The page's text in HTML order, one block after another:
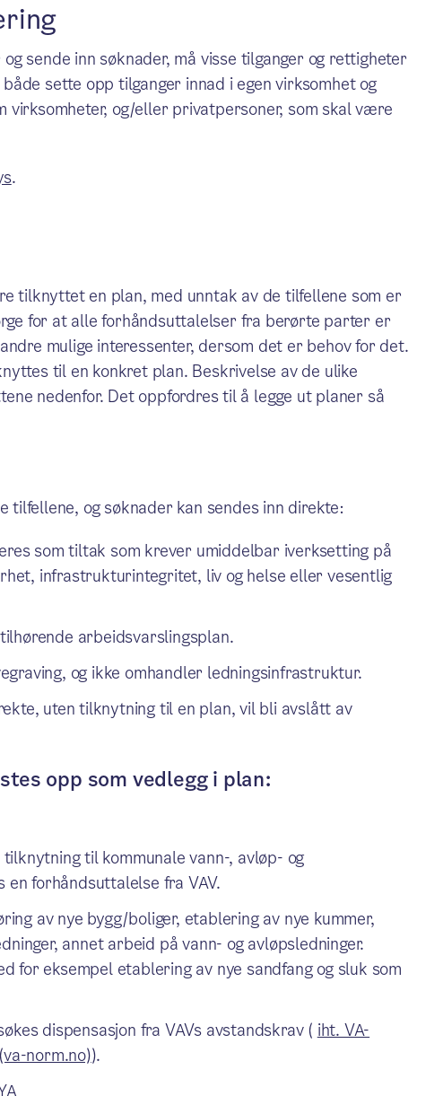
sende inn søknader, må visse tilganger og rettigheter
sette opp tilganger innad i egen virksomhet og
virksomheter, og/eller privatpersoner, som skal være
.
tilknyttet en plan, med unntak av de tilfellene som er
for at alle forhåndsuttalelser fra berørte parter er
mulige interessenter, dersom det er behov for det.
til en konkret plan. Beskrivelse av de ulike
nedenfor. Det oppfordres til å legge ut planer så
tilfellene, og søknader kan sendes inn direkte:
som tiltak som krever umiddelbar iverksetting på
infrastrukturintegritet, liv og helse eller vesentlig
arbeidsvarslingsplan.
og ikke omhandler ledningsinfrastruktur.
uten tilknytning til en plan, vil bli avslått av
opp som vedlegg i plan:
til kommunale vann-, avløp- og
en forhåndsuttalelse fra VAV.
av nye bygg/boliger, etablering av nye kummer,
annet arbeid på vann- og avløpsledninger.
for eksempel etablering av nye sandfang og sluk som
dispensasjon fra VAVs avstandskrav ( iht. VA-
norm.no)).